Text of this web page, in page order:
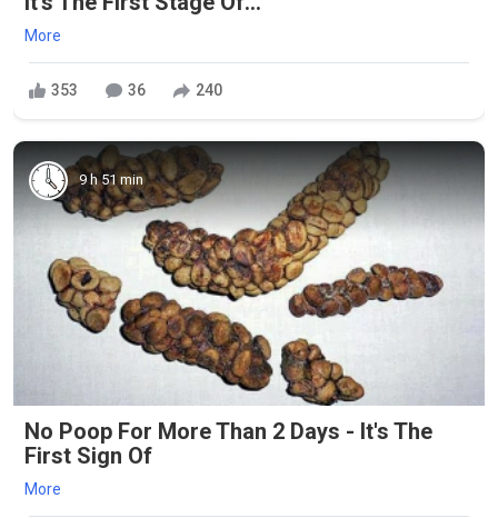
More
353 36 240
9 h 51 min
No Poop For More Than 2 Days - It's The
First Sign Of
More